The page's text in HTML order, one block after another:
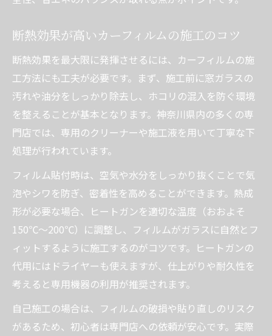
断熱効果が高いカーフィルムの施工のコツ
断熱効果を最大限に発揮させるには、カーフィルムの施
工方法にも工夫が必要です。まず、施工前に窓ガラスの
汚れや油分をしっかり除去し、ホコリの混入を防ぐ環境
を整えることが基本となります。神奈川県内の多くの専
門店では、専用のクリーナーや施工液を用いて丁寧な下
処理が行われています。
フィルム貼付時は、空気や水分をしっかり抜くことで気
泡やシワを防ぎ、密着性を高めることができます。熱成
形が必要な場合、ヒートガンを適切な温度（おおよそ
150℃〜200℃）に調整し、フィルムがガラスに自然とフ
ィットするように施工するのがコツです。ヒートガンの
代用にはドライヤーも使えますが、仕上がりや耐久性を
考えると専用機器の利用が推奨されます。
自己施工の場合は、フィルムの破損や貼り直しのリスク
があるため、初心者は専門店への依頼が安心です。実際